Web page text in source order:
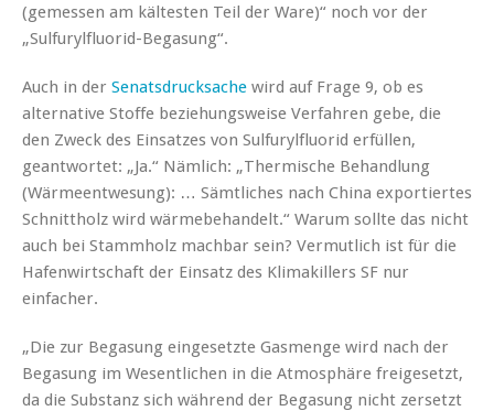
(gemessen am kältesten Teil der Ware)“ noch vor der
„Sulfurylfluorid-Begasung“.
Auch in der Senatsdrucksache wird auf Frage 9, ob es
alternative Stoffe beziehungsweise Verfahren gebe, die
den Zweck des Einsatzes von Sulfurylfluorid erfüllen,
geantwortet: „Ja.“ Nämlich: „Thermische Behandlung
(Wärmeentwesung): … Sämtliches nach China exportiertes
Schnittholz wird wärmebehandelt.“ Warum sollte das nicht
auch bei Stammholz machbar sein? Vermutlich ist für die
Hafenwirtschaft der Einsatz des Klimakillers SF nur
einfacher.
„Die zur Begasung eingesetzte Gasmenge wird nach der
Begasung im Wesentlichen in die Atmosphäre freigesetzt,
da die Substanz sich während der Begasung nicht zersetzt